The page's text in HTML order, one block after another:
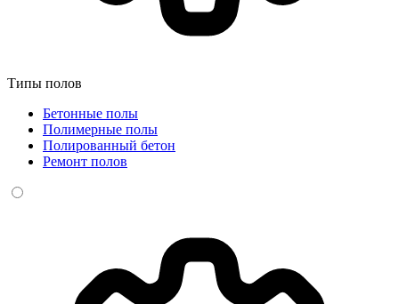
Типы полов
Бетонные полы
Полимерные полы
Полированный бетон
Ремонт полов